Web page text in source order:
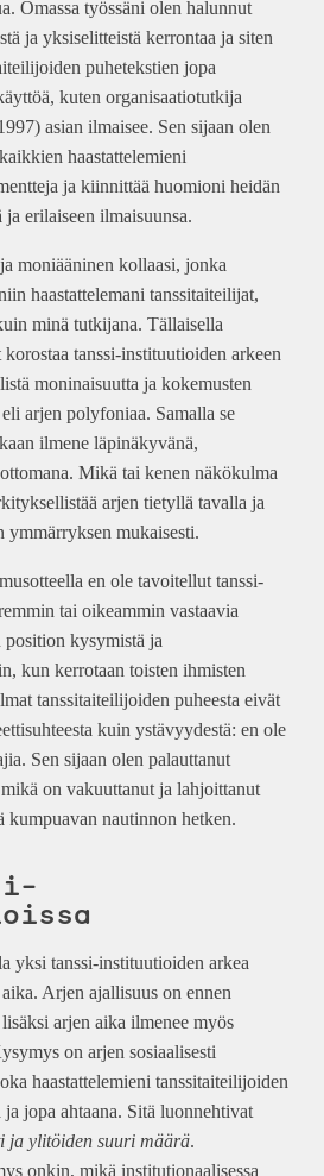
Omassa työssäni olen halunnut
ja yksiselitteistä kerrontaa ja siten
puhetekstien jopa
kuten organisaatiotutkija
asian ilmaisee. Sen sijaan olen
haastattelemieni
ja kiinnittää huomioni heidän
erilaiseen ilmaisuunsa.
moniääninen kollaasi, jonka
haastattelemani tanssitaiteilijat,
minä tutkijana. Tällaisella
tanssi-instituutioiden arkeen
moninaisuutta ja kokemusten
arjen polyfoniaa. Samalla se
ilmene läpinäkyvänä,
Mikä tai kenen näkökulma
arjen tietyllä tavalla ja
ymmärryksen mukaisesti.
en ole tavoitellut tanssi-
tai oikeammin vastaavia
kysymistä ja
kun kerrotaan toisten ihmisten
tanssitaiteilijoiden puheesta eivät
kuin ystävyydestä: en ole
Sen sijaan olen palauttanut
on vakuuttanut ja lahjoittanut
kumpuavan nautinnon hetken.
yksi tanssi-instituutioiden arkea
Arjen ajallisuus on ennen
arjen aika ilmenee myös
on arjen sosiaalisesti
haastattelemieni tanssitaiteilijoiden
ja jopa ahtaana. Sitä luonnehtivat
ja ylitöiden suuri määrä.
onkin, mikä institutionaalisessa